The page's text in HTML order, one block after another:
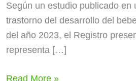
Según un estudio publicado
trastorno del desarrollo del
del año 2023, el Registro
representa […]
Read More »